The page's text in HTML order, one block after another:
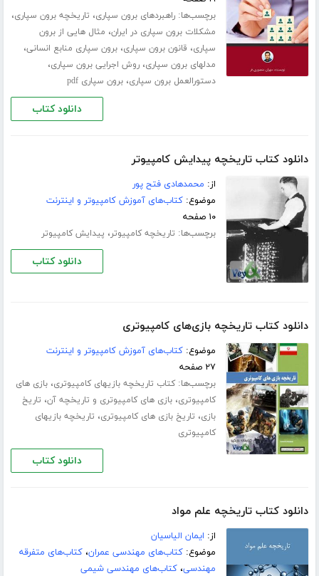
برچسب‌ها:راهبردهای برون سپاری، تاریخچه برون سپاری،
مشکلات برون سپاری در ایران، مثال هایی از برون
سپاری، قانون برون سپاری،برون سپاری منابع انسانی،
مدلهای برون سپاری،روش اجرایی برون سپاری،
دستورالعمل برون سپاری،برون سپاری pdf
دانلود کتاب
دانلود کتاب تاریخچه پیدایش کامپیوتر
از: محمدهادی فتح پور
موضوع:کتاب‌های آموزش کامپیوتر و اینترنت
۱۰ صفحه
برچسب‌ها: تاریخچه کامپیوتر، پیدایش کامپیوتر
دانلود کتاب
دانلود کتاب تاریخچه بازی‌های کامپیوتری
موضوع:کتاب‌های آموزش کامپیوتر و اینترنت
۲۷ صفحه
برچسب‌ها:کتاب تاریخچه بازیهای کامپیوتری،بازی های
کامپیوتری،بازی های کامپیوتری و تاریخچه آن، تاریخ
بازی، تاریخ بازی های کامپیوتری، تاریخچه بازیهای
کامپیوتری
دانلود کتاب
دانلود کتاب تاریخچه علم مواد
از: ایمان الیاسیان
موضوع:کتاب‌های مهندسی عمران،کتاب‌های متفرقه
مهندسی،کتاب‌های مهندسی شیمی